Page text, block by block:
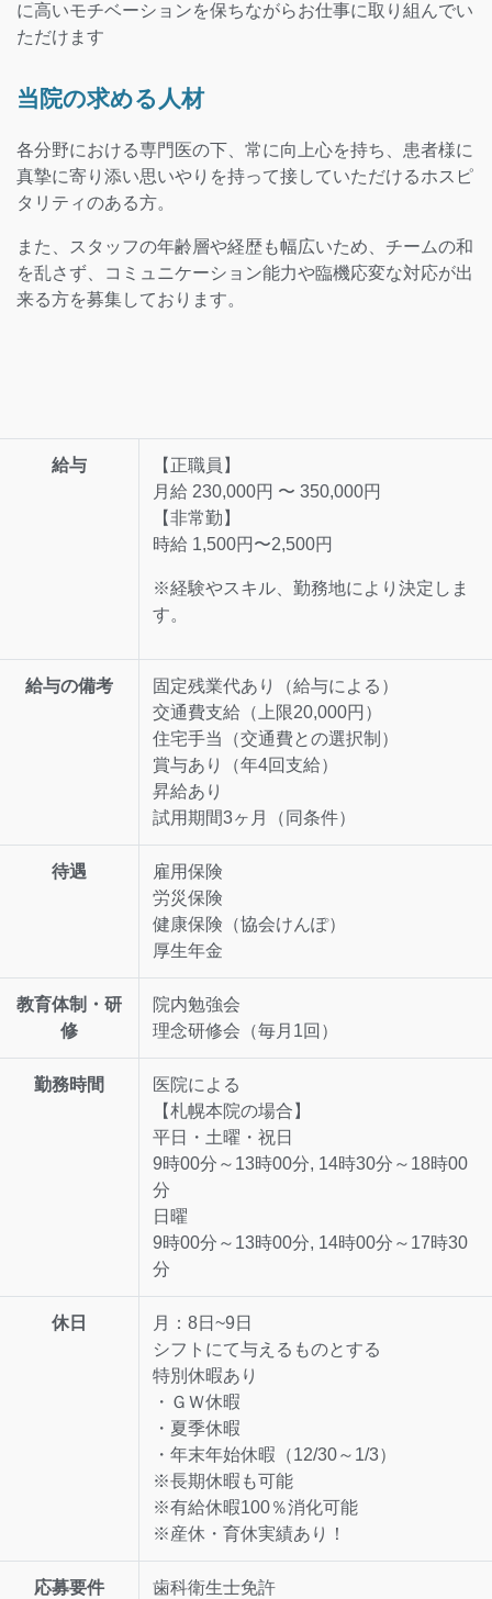
に高いモチベーションを保ちながらお仕事に取り組んでい
ただけます
当院の求める人材
各分野における専門医の下、常に向上心を持ち、患者様に
真摯に寄り添い思いやりを持って接していただけるホスピ
タリティのある方。
また、スタッフの年齢層や経歴も幅広いため、チームの和
を乱さず、コミュニケーション能力や臨機応変な対応が出
来る方を募集しております。
給与
【正職員】
月給 230,000円 〜 350,000円
【非常勤】
時給 1,500円〜2,500円
※経験やスキル、勤務地により決定しま
す。
給与の備考
固定残業代あり（給与による）
交通費支給（上限20,000円）
住宅手当（交通費との選択制）
賞与あり（年4回支給）
昇給あり
試用期間3ヶ月（同条件）
待遇
雇用保険
労災保険
健康保険（協会けんぽ）
厚生年金
教育体制・研
修
院内勉強会
理念研修会（毎月1回）
勤務時間
医院による
【札幌本院の場合】
平日・土曜・祝日
9時00分～13時00分, 14時30分～18時00
分
日曜
9時00分～13時00分, 14時00分～17時30
分
休日
月：8日~9日
シフトにて与えるものとする
特別休暇あり
・ＧＷ休暇
・夏季休暇
・年末年始休暇（12/30～1/3）
※長期休暇も可能
※有給休暇100％消化可能
※産休・育休実績あり！
応募要件
歯科衛生士免許